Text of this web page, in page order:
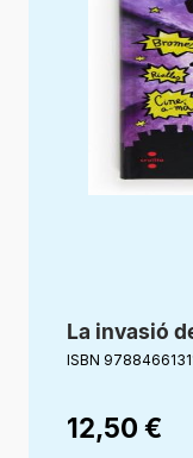
La invasió
ISBN
12,50 €